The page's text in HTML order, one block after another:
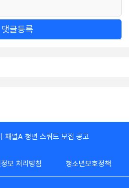
댓글등록
채널A 청년 스쿼드 모집 공고
보 처리방침 청소년보호정책